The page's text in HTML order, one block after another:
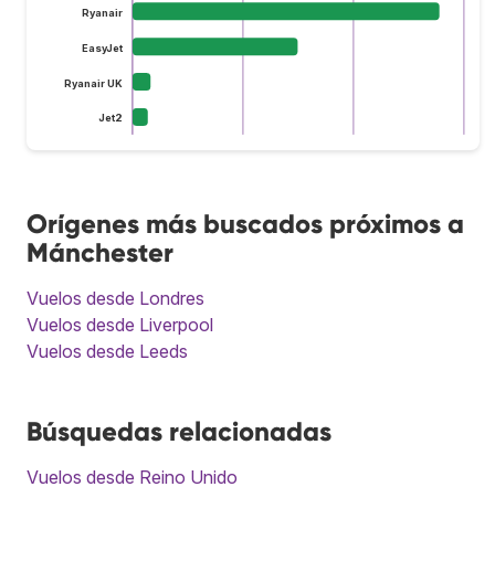
Ryanair
EasyJet
Ryanair UK
Jet2
Orígenes más buscados próximos a
Mánchester
Vuelos desde Londres
Vuelos desde Liverpool
Vuelos desde Leeds
Búsquedas relacionadas
Vuelos desde Reino Unido